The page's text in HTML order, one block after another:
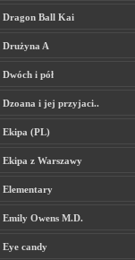
Dragon Ball Kai
Drużyna A
Dwóch i pół
Dzoana i jej przyjaci..
Ekipa (PL)
Ekipa z Warszawy
Elementary
Emily Owens M.D.
Eye candy